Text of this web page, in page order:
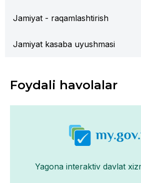
Jamiyat - raqamlashtirish
Jamiyat kasaba uyushmasi
Foydali havolalar
Yagona interaktiv davlat